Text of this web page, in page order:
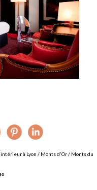
à Lyon / Monts d'Or / Monts du